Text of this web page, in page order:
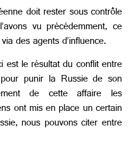
doit rester sous contrôle
vu précédemment, ce
des agents d’influence.
est le résultat du conflit entre
punir la Russie de son
de cette affaire les
ont mis en place un certain
nous pouvons citer entre